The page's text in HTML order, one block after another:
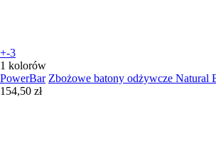
+-3
1 kolorów
PowerBar Zbożowe batony odżywcze Natural
154,50 zł